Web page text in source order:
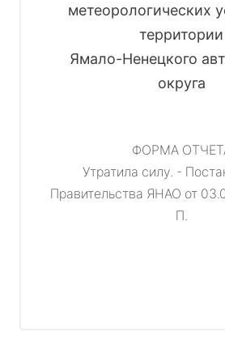
метеорологических
территории
Ямало-Ненецкого
округа
ФОРМА
Утратила силу. -
Правительства ЯНАО от
П.